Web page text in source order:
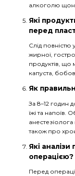
алкоголю
Які
перед
Слід повністю
жирної,
продуктів, що
капуста,
Як
За 8–12 годин
їжі та напоїв.
також про
Які
операцією?
Перед